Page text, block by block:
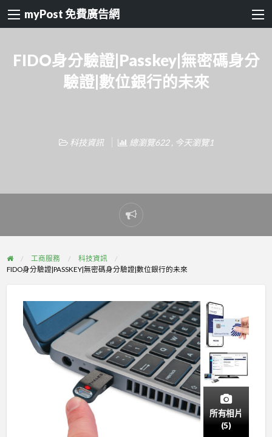
myPost 免費廣告網
FIDO身分驗證|Passkey|無密碼身分
驗證|數位銀行的未來
科技資訊 總瀏覽622 , 今天瀏覽1
Report
problem
工商服務
科技資訊
FIDO身分驗證|PASSKEY|無密碼身分驗證|數位銀行的未來
所有相片
(5)